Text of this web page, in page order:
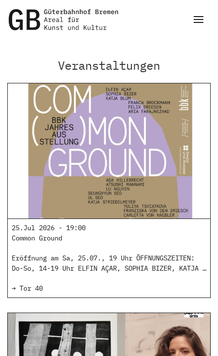
Veranstaltungen
25.Jul 2026 - 19:00
Common Ground
Eröffnung am Sa, 25.07., 19 Uhr ÖFFNUNGSZEITEN:
Do-So, 14-19 Uhr ELFIN AÇAR, SOPHIA BIZER, KATJA …
→ Tor 40